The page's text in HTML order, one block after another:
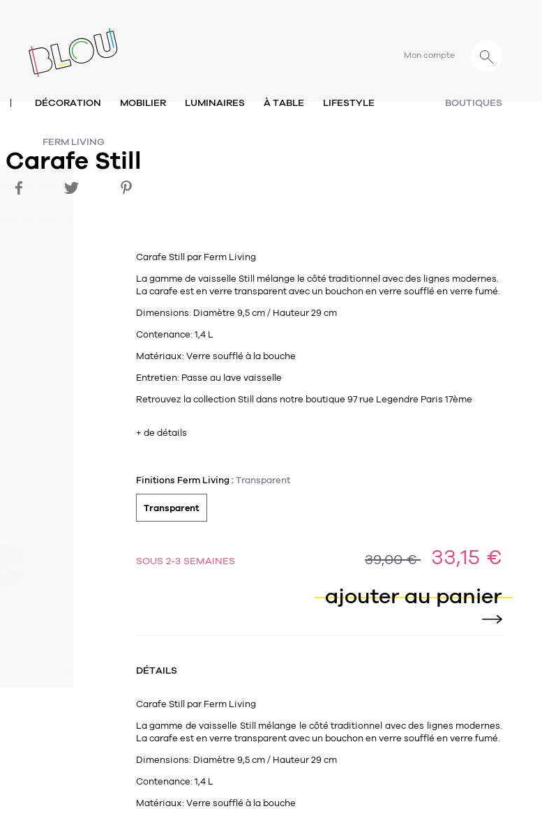
Mon compte
BOUTIQUES
| DÉCORATION MOBILIER LUMINAIRES À TABLE LIFESTYLE
FERM LIVING
Carafe Still
Carafe Still parFerm Living
La gamme de vaisselle Still mélange le côté traditionnel avec des lignes modernes.
La carafe est en verre transparent avec un bouchon en verre soufflé en verre fumé.
Dimensions: Diamètre 9,5 cm / Hauteur 29 cm
Contenance: 1,4 L
Matériaux: Verre soufflé à la bouche
Entretien: Passe au lave vaisselle
Retrouvez la collection Still dans notre boutique 97 rue Legendre Paris 17ème
+ de détails
Finitions Ferm Living :Transparent
Transparent
SOUS 2-3 SEMAINES 39,00 €
33,15 €
ajouter au panier
DÉTAILS
Carafe Still parFerm Living
La gamme de vaisselle Still mélange le côté traditionnel avec des lignes modernes.
La carafe est en verre transparent avec un bouchon en verre soufflé en verre fumé.
Dimensions: Diamètre 9,5 cm / Hauteur 29 cm
Contenance: 1,4 L
Matériaux: Verre soufflé à la bouche